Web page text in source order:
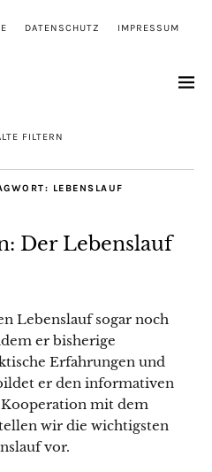
DATENSCHUTZ IMPRESSUM
FILTERN
LEBENSLAUF
Der Lebenslauf
Lebenslauf sogar noch
er bisherige
Erfahrungen und
er den informativen
mit dem
wir die wichtigsten
vor.